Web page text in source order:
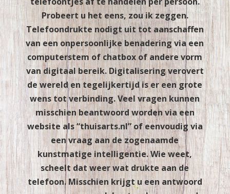
Probeert u het eens, zou ik zeggen.
Telefoondrukte nodigt uit tot aanschaffen
van een onpersoonlijke benadering via een
computerstem of chatbox of andere vorm
van digitaal bereik. Digitalisering verovert
de wereld en tegelijkertijd is er een grote
wens tot verbinding. Veel vragen kunnen
misschien beantwoord worden via een
website als “thuisarts.nl” of eenvoudig via
een vraag aan de zogenaamde
kunstmatige intelligentie. Wie weet,
scheelt dat weer wat drukte aan de
telefoon. Misschien krijgt u een antwoord